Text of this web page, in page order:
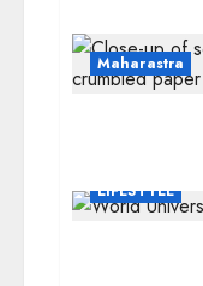
Maharastra
LIFESTYLE